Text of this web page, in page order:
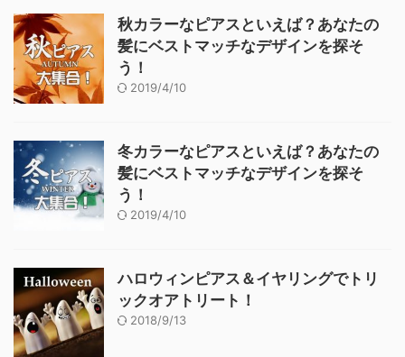
秋カラーなピアスといえば？あなたの
髪にベストマッチなデザインを探そ
う！
2019/4/10
冬カラーなピアスといえば？あなたの
髪にベストマッチなデザインを探そ
う！
2019/4/10
ハロウィンピアス＆イヤリングでトリ
ックオアトリート！
2018/9/13